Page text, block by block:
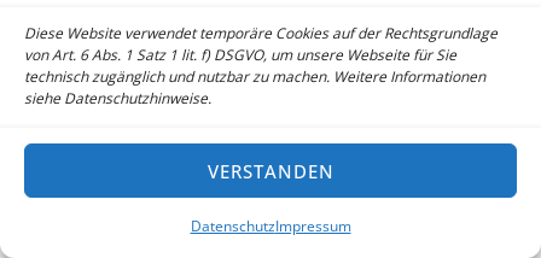
Diese Website verwendet temporäre Cookies auf der Rechtsgrundlage
von Art. 6 Abs. 1 Satz 1 lit. f) DSGVO, um unsere Webseite für Sie
technisch zugänglich und nutzbar zu machen. Weitere Informationen
siehe Datenschutzhinweise.
VERSTANDEN
DatenschutzImpressum